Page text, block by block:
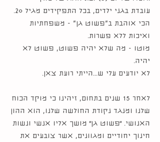
עובדת בגני ילדים, בכל התפקידים מגיל 20.
הכי אוהבת ב"פשוט גן" - משפחתיות
ואיכות ללא פשרות.
מוטו - מה שלא יהיה פשוט, פשוט לא
יהיה.
לא יודעים עלי ש...הייתי רועת צאן.
לאחר 15 שנים בתחום, זיהינו כי מוקד הכוח
שלנו ומנגד נקודת החולשה שלנו, הוא ההון
האנושי. ״פשוט גן״ מושך אליו אנשי ונשות
חינוך יחודיים ומגוונים, אשר צובעים את